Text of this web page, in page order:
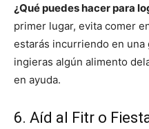
¿Qué puedes hacer para
primer lugar, evita comer
estarás incurriendo en una
ingieras algún alimento
en ayuda.
6. Aíd al Fitr o